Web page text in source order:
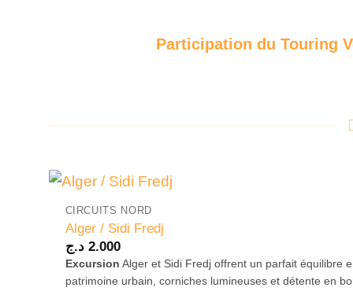
Participation du Touring
+
CIRCUITS NORD
Alger / Sidi Fredj
2.000 د.ج
Excursion Alger et Sidi Fredj offrent un parfait équilibre
patrimoine urbain, corniches lumineuses et détente en